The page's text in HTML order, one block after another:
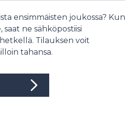
ensimmäisten joukossa? Kun
ne sähköpostiisi
Tilauksen voit
tahansa.